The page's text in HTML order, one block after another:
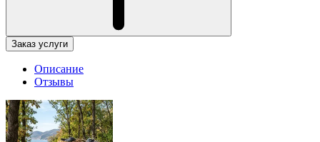
Заказ услуги
Описание
Отзывы